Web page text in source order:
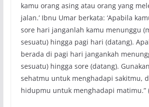
kamu orang asing atau orang yang
jalan.’ Ibnu Umar berkata: ‘Apabila
sore hari janganlah kamu menunggu
sesuatu) hingga pagi hari (datang).
berada di pagi hari jangankah
sesuatu) hingga sore (datang).
sehatmu untuk menghadapi sakitmu,
hidupmu untuk menghadapi matimu.”